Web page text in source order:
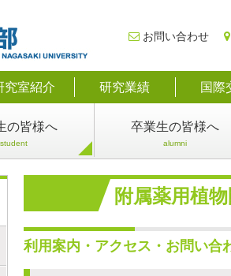
お問い合わせ
究室紹介 研究業績 国際
の皆様へ
student
卒業生の皆様へ
alumni
附属薬用植物
利用案内・アクセス・お問い合